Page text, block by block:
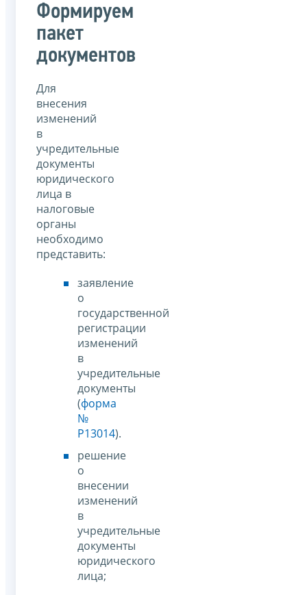
Формируем
пакет
документов
Для
внесения
изменений
в
учредительные
документы
юридического
лица в
налоговые
органы
необходимо
представить:
заявление
о
государственной
регистрации
изменений
в
учредительные
документы
(форма
№
Р13014).
решение
о
внесении
изменений
в
учредительные
документы
юридического
лица;